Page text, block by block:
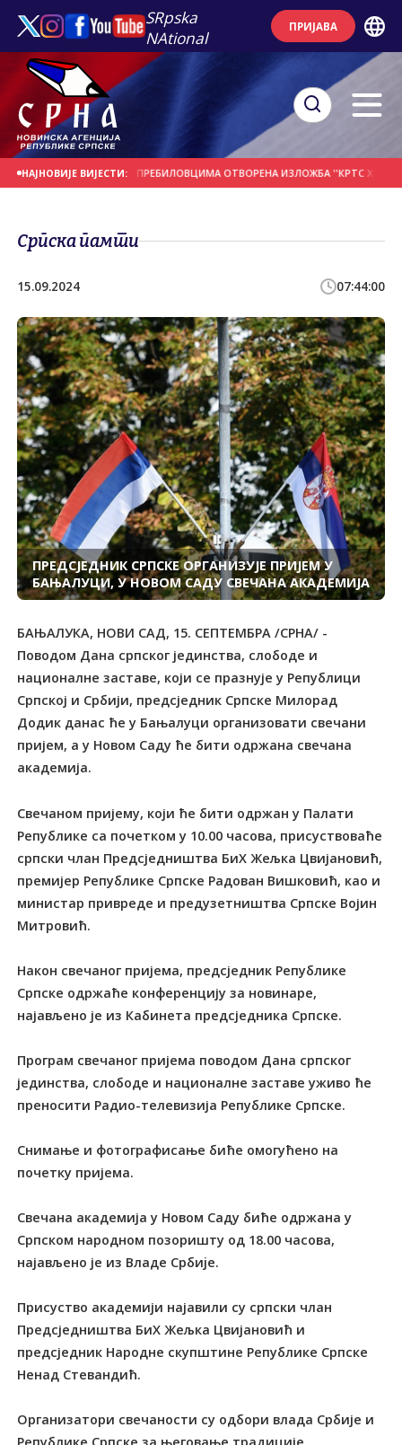
SRpska
NAtional
ПРИЈАВА
НАЈНОВИЈЕ ВИЈЕСТИ:
ДАНАШЊИ ДАН У ПРЕБИЛОВЦИМА ОTВОРЕНА ИЗЛОЖБА ''КРTС
Српска памти
15.09.2024 07:44:00
ПРЕДСЈЕДНИК СРПСКЕ ОРГАНИЗУЈЕ ПРИЈЕМ У
БАЊАЛУЦИ, У НОВОМ САДУ СВЕЧАНА АКАДЕМИЈА
БАЊАЛУКА, НОВИ САД, 15. СЕПTЕМБРА /СРНА/ -
Поводом Дана српског јединства, слободе и
националне заставе, који се празнује у Републици
Српској и Србији, предсједник Српске Милорад
Додик данас ће у Бањалуци организовати свечани
пријем, а у Новом Саду ће бити одржана свечана
академија.
Свечаном пријему, који ће бити одржан у Палати
Републике са почетком у 10.00 часова, присуствоваће
српски члан Предсједништва БиХ Жељка Цвијановић,
премијер Републике Српске Радован Вишковић, као и
министар привреде и предузетништва Српске Војин
Митровић.
Након свечаног пријема, предсједник Републике
Српске одржаће конференцију за новинаре,
најављено је из Кабинета предсједника Српске.
Програм свечаног пријема поводом Дана српског
јединства, слободе и националне заставе уживо ће
преносити Радио-телевизија Републике Српске.
Снимање и фотографисање биће омогућено на
почетку пријема.
Свечана академија у Новом Саду биће одржана у
Српском народном позоришту од 18.00 часова,
најављено је из Владе Србиje.
Присуство академији најавили су српски члан
Предсједништва БиХ Жељка Цвијановић и
предсједник Народне скупштине Републике Српске
Ненад Стевандић.
Организатори свечаности су одбори влада Србије и